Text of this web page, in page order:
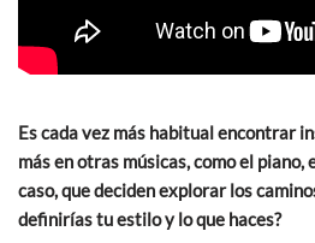
Es cada vez más habitual encontrar
más en otras músicas, como el
caso, que deciden explorar los
definirías tu estilo y lo que haces?